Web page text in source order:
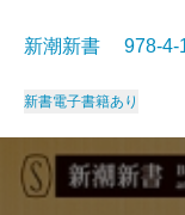
新潮新書 978-
新書電子書籍あり